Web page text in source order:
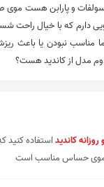
سولفات و پارابن هست
دارم که با خیال راحت
مناسب نبودن یا
مدل از کاندید هست؟
کاندیداستفاده کنید
موی حساس مناسب است